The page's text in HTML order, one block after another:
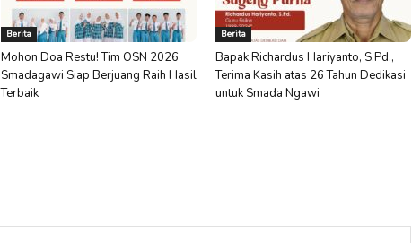
Berita
Mohon Doa Restu! Tim OSN 2026
Smadagawi Siap Berjuang Raih Hasil
Terbaik
Berita
Bapak Richardus Hariyanto, S.Pd.,
Terima Kasih atas 26 Tahun Dedikasi
untuk Smada Ngawi